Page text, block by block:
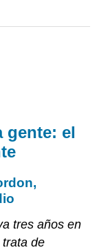
gente: el
tres años en
de